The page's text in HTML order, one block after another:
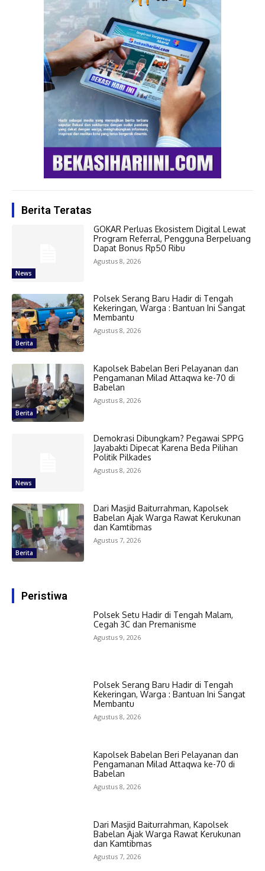
Berita Teratas
News
GOKAR Perluas Ekosistem Digital Lewat
Program Referral, Pengguna Berpeluang
Dapat Bonus Rp50 Ribu
Agustus 8, 2026
Berita
Polsek Serang Baru Hadir di Tengah
Kekeringan, Warga : Bantuan Ini Sangat
Membantu
Agustus 8, 2026
Berita
Kapolsek Babelan Beri Pelayanan dan
Pengamanan Milad Attaqwa ke-70 di
Babelan
Agustus 8, 2026
News
Demokrasi Dibungkam? Pegawai SPPG
Jayabakti Dipecat Karena Beda Pilihan
Politik Pilkades
Agustus 8, 2026
Berita
Dari Masjid Baiturrahman, Kapolsek
Babelan Ajak Warga Rawat Kerukunan
dan Kamtibmas
Agustus 7, 2026
Peristiwa
Polsek Setu Hadir di Tengah Malam,
Cegah 3C dan Premanisme
Agustus 9, 2026
Polsek Serang Baru Hadir di Tengah
Kekeringan, Warga : Bantuan Ini Sangat
Membantu
Agustus 8, 2026
Kapolsek Babelan Beri Pelayanan dan
Pengamanan Milad Attaqwa ke-70 di
Babelan
Agustus 8, 2026
Dari Masjid Baiturrahman, Kapolsek
Babelan Ajak Warga Rawat Kerukunan
dan Kamtibmas
Agustus 7, 2026